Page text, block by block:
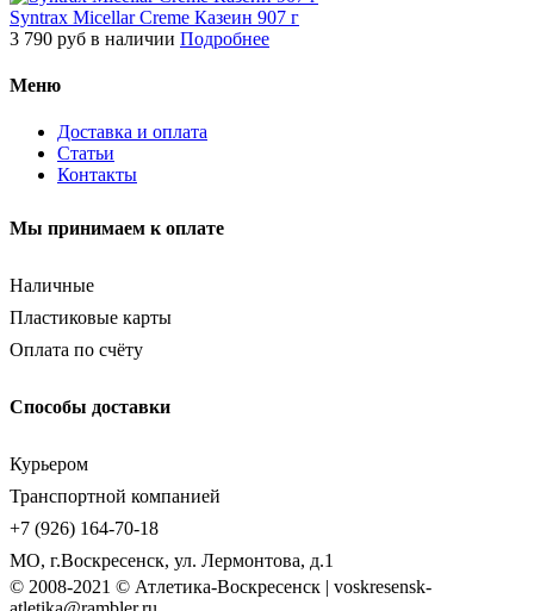
Syntrax Micellar Creme Казеин 907 г
3 790 руб в наличии Подробнее
Меню
Доставка и оплата
Статьи
Контакты
Мы принимаем к оплате
Наличные
Пластиковые карты
Оплата по счёту
Способы доставки
Курьером
Транспортной компанией
+7 (926) 164-70-18
МО, г.Воскресенск, ул. Лермонтова, д.1
© 2008-2021 © Атлетика-Воскресенск | voskresensk-